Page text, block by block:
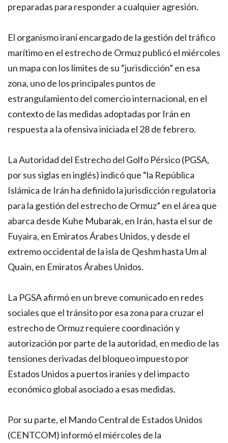
preparadas para responder a cualquier agresión.
El organismo iraní encargado de la gestión del tráfico
marítimo en el estrecho de Ormuz publicó el miércoles
un mapa con los límites de su “jurisdicción” en esa
zona, uno de los principales puntos de
estrangulamiento del comercio internacional, en el
contexto de las medidas adoptadas por Irán en
respuesta a la ofensiva iniciada el 28 de febrero.
La Autoridad del Estrecho del Golfo Pérsico (PGSA,
por sus siglas en inglés) indicó que “la República
Islámica de Irán ha definido la jurisdicción regulatoria
para la gestión del estrecho de Ormuz” en el área que
abarca desde Kuhe Mubarak, en Irán, hasta el sur de
Fuyaira, en Emiratos Árabes Unidos, y desde el
extremo occidental de la isla de Qeshm hasta Um al
Quain, en Emiratos Árabes Unidos.
La PGSA afirmó en un breve comunicado en redes
sociales que el tránsito por esa zona para cruzar el
estrecho de Ormuz requiere coordinación y
autorización por parte de la autoridad, en medio de las
tensiones derivadas del bloqueo impuesto por
Estados Unidos a puertos iraníes y del impacto
económico global asociado a esas medidas.
Por su parte, el Mando Central de Estados Unidos
(CENTCOM) informó el miércoles de la